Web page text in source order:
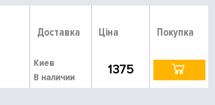
Доставка Ціна Покупка
Киев
В наличии
1375